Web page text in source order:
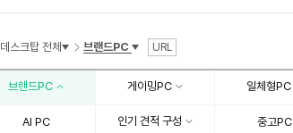
데스크탑 전체 브랜드PC URL
브랜드PC 게이밍PC 일체형PC
AI PC 인기 견적 구성 중고PC